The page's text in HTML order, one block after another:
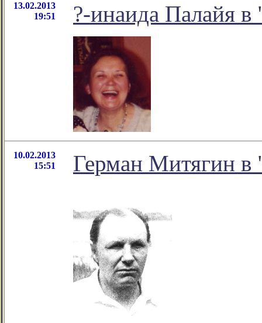
13.02.2013
19:51
?-инаида Палайя в
10.02.2013
15:51
Герман Митягин в